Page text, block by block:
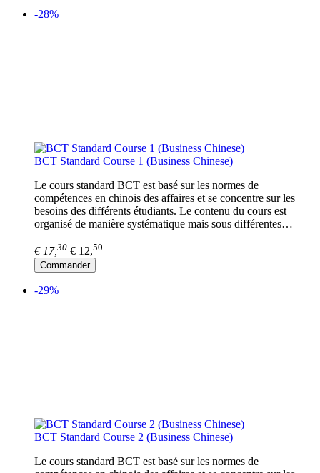
-28%
BCT Standard Course 1 (Business Chinese)
Le cours standard BCT est basé sur les normes de
compétences en chinois des affaires et se concentre sur les
besoins des différents étudiants. Le contenu du cours est
organisé de manière systématique mais sous différentes…
€ 17, 30 € 12,50
Commander
-29%
BCT Standard Course 2 (Business Chinese)
Le cours standard BCT est basé sur les normes de